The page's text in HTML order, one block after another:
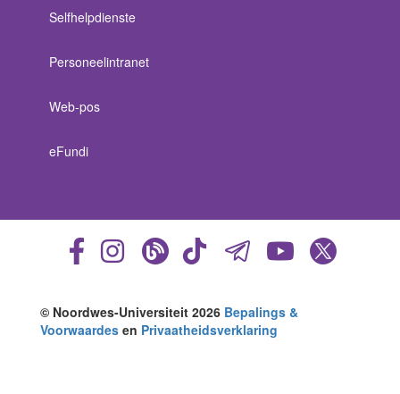
Selfhelpdienste
Personeelintranet
Web-pos
eFundi
© Noordwes-Universiteit 2026 Bepalings &
Voorwaardes en Privaatheidsverklaring